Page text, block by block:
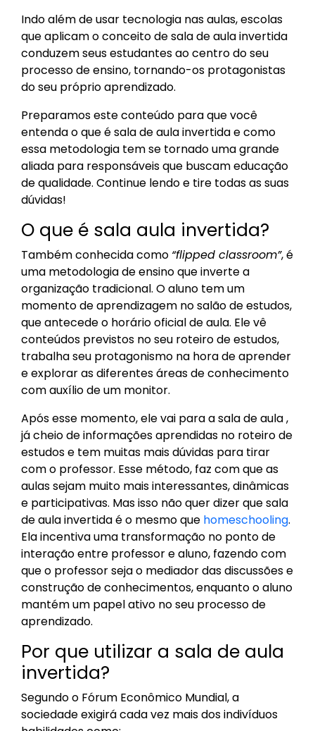
Indo além de usar tecnologia nas aulas, escolas
que aplicam o conceito de sala de aula invertida
conduzem seus estudantes ao centro do seu
processo de ensino, tornando-os protagonistas
do seu próprio aprendizado.
Preparamos este conteúdo para que você
entenda o que é sala de aula invertida e como
essa metodologia tem se tornado uma grande
aliada para responsáveis que buscam educação
de qualidade. Continue lendo e tire todas as suas
dúvidas!
O que é sala aula invertida?
Também conhecida como “flipped classroom”, é
uma metodologia de ensino que inverte a
organização tradicional. O aluno tem um
momento de aprendizagem no salão de estudos,
que antecede o horário oficial de aula. Ele vê
conteúdos previstos no seu roteiro de estudos,
trabalha seu protagonismo na hora de aprender
e explorar as diferentes áreas de conhecimento
com auxílio de um monitor.
Após esse momento, ele vai para a sala de aula ,
já cheio de informações aprendidas no roteiro de
estudos e tem muitas mais dúvidas para tirar
com o professor. Esse método, faz com que as
aulas sejam muito mais interessantes, dinâmicas
e participativas. Mas isso não quer dizer que sala
de aula invertida é o mesmo que homeschooling.
Ela incentiva uma transformação no ponto de
interação entre professor e aluno, fazendo com
que o professor seja o mediador das discussões e
construção de conhecimentos, enquanto o aluno
mantém um papel ativo no seu processo de
aprendizado.
Por que utilizar a sala de aula
invertida?
Segundo o Fórum Econômico Mundial, a
sociedade exigirá cada vez mais dos indivíduos